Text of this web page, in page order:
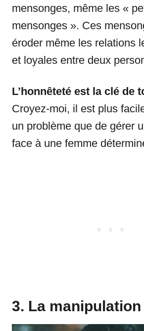
mensonges, même les «
mensonges ». Ces
éroder même les relations
et loyales entre deux
L’honnêteté est la clé de
Croyez-moi, il est plus
un problème que de gérer
face à une femme
3. La manipulation